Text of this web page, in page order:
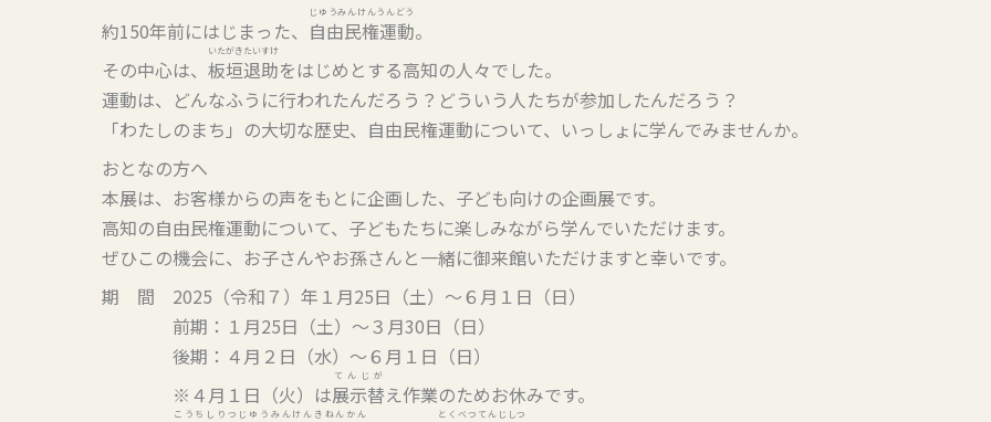
約150年前にはじまった、 自由民権運動
じゆうみんけんうんどう
。
その中心は、 板垣退助
いたがきたいすけ
をはじめとする高知の人々でした。
運動は、どんなふうに行われたんだろう？どういう人たちが参加したんだろう？
「わたしのまち」の大切な歴史、自由民権運動について、いっしょに学んでみませんか。
おとなの方へ
本展は、お客様からの声をもとに企画した、子ども向けの企画展です。
高知の自由民権運動について、子どもたちに楽しみながら学んでいただけます。
ぜひこの機会に、お子さんやお孫さんと一緒に御来館いただけますと幸いです。
期 間 2025（令和７）年１月25日（土）～６月１日（日）
前期：１月25日（土）～３月30日（日）
後期：４月２日（水）～６月１日（日）
※４月１日（火）は展示替
てんじが
え作業のためお休みです。
こうちしりつじゆうみんけんきねんかん とくべつてんじしつ